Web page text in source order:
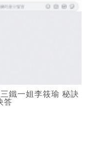
鐵一姐李筱瑜 秘訣
答